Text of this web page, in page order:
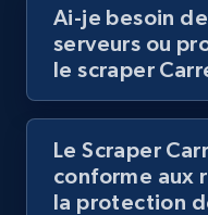
URL, Title,
Video length, Likes,
Youtube - Videos
Ai-je besoin
serveurs ou
le scraper
Le Scraper
conforme aux
la protection